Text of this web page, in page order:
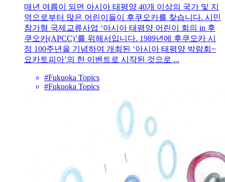
매년 여름이 되면 아시아 태평양 40개 이상의 국가 및 지
역으로부터 많은 어린이들이 후쿠오카를 찾습니다. 시민
참가형 국제교류사업 ‘아시아 태평양 어린이 회의 in 후
쿠오카(APCC)’를 위해서입니다. 1989년에 후쿠오카 시
정 100주년을 기념하여 개최된 ‘아시아 태평양 박람회~
요카토피아’의 한 이벤트로 시작된 것으로 ...
#Fukuoka Topics
#Fukuoka Topics